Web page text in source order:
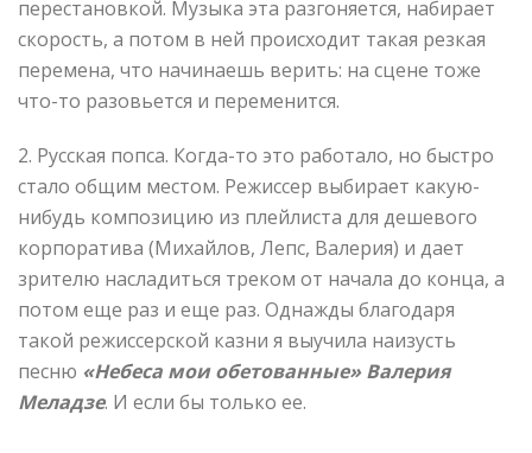
перестановкой. Музыка эта разгоняется, набирает
скорость, а потом в ней происходит такая резкая
перемена, что начинаешь верить: на сцене тоже
что-то разовьется и переменится.
2. Русская попса. Когда-то это работало, но быстро
стало общим местом. Режиссер выбирает какую-
нибудь композицию из плейлиста для дешевого
корпоратива (Михайлов, Лепс, Валерия) и дает
зрителю насладиться треком от начала до конца, а
потом еще раз и еще раз. Однажды благодаря
такой режиссерской казни я выучила наизусть
песню «Небеса мои обетованные» Валерия
Меладзе. И если бы только ее.